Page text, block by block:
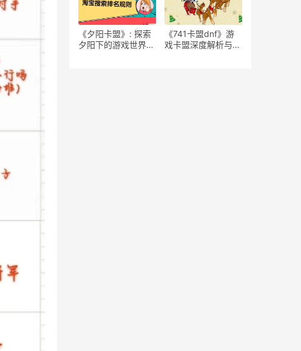
《夕阳卡盟》: 探索
夕阳下的游戏世界-
《741卡盟dnf》游
戏卡盟深度解析与体